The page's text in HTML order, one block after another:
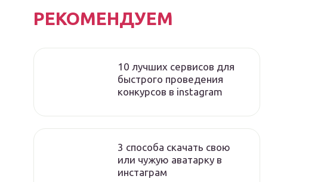
РЕКОМЕНДУЕМ
10 лучших сервисов для
быстрого проведения
конкурсов в instagram
3 способа скачать свою
или чужую аватарку в
инстаграм